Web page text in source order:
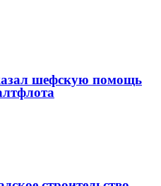
шефскую помощь